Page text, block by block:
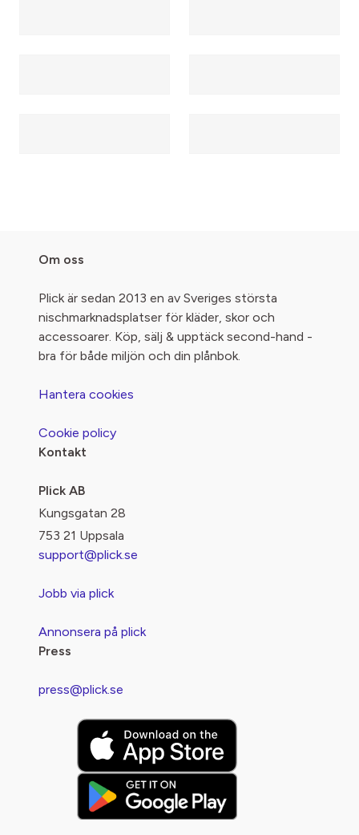
Om oss
Plick är sedan 2013 en av Sveriges största
nischmarknadsplatser för kläder, skor och
accessoarer. Köp, sälj & upptäck second-hand -
bra för både miljön och din plånbok.
Hantera cookies
Cookie policy
Kontakt
Plick AB
Kungsgatan 28
753 21 Uppsala
support@plick.se
Jobb via plick
Annonsera på plick
Press
press@plick.se